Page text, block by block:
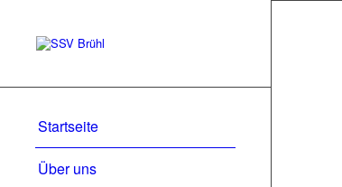
Startseite
Über uns